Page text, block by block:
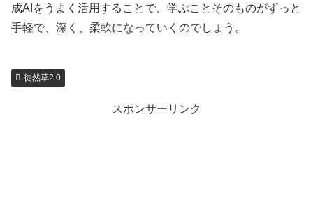
成AIをうまく活用することで、学ぶことそのものがずっと
手軽で、深く、柔軟になっていくのでしょう。
徒然草2.0
スポンサーリンク